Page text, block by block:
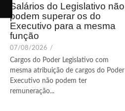
Salários do Legislativo não
podem superar os do
Executivo para a mesma
função
07/08/2026 /
Cargos do Poder Legislativo com
mesma atribuição de cargos do Poder
Executivo não podem ter
remuneração...